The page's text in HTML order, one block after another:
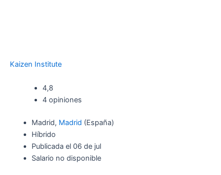
Kaizen Institute
4,8
4 opiniones
Madrid, Madrid (España)
Híbrido
Publicada el 06 de jul
Salario no disponible